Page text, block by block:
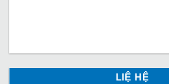
LIỆ HỆ